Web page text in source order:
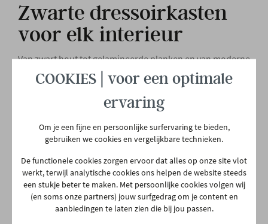
Zwarte dressoirkasten
voor elk interieur
Van zwart hout tot gelamineerde planken en van moderne
designs tot vintage modellen; alle soorten zwarte
dressoirs zijn in ons assortiment aanwezig. Ook voor
jouw interieur is er ongetwijfeld mooi stuk te vinden.
Onze zwarte dressoirkasten werden handmatig
geselecteerd door onze ervaren interieurspecialisten. Ze
voldoen dus aan strenge eisen op het vlak van ontwerp,
gerust hart eennieuwe kast kopen. Wil je jouw zwarte
dressoir aankleden? We hebben een uitgebreide
collectiewoonaccessoiresom erop te zetten, waaronder
theelichthouders, fotokaders en tafellampen.
COOKIES | voor een optimale
ervaring
Om je een fijne en persoonlijke surfervaring te bieden,
gebruiken we cookies en vergelijkbare technieken.
De functionele cookies zorgen ervoor dat alles op onze site vlot
werkt, terwijl analytische cookies ons helpen de website steeds
een stukje beter te maken. Met persoonlijke cookies volgen wij
(en soms onze partners) jouw surfgedrag om je content en
aanbiedingen te laten zien die bij jou passen.